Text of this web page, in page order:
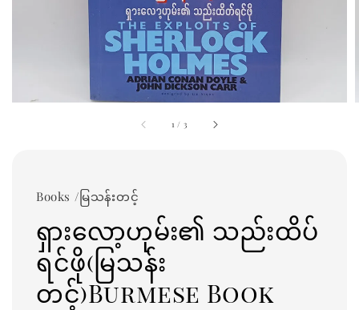
1 / 3
Books /မြသန်းတင့်
ရှားလော့ဟုမ်း၏ သည်းထိပ်
ရင်ဖို(မြသန်း
တင့်)Burmese Book